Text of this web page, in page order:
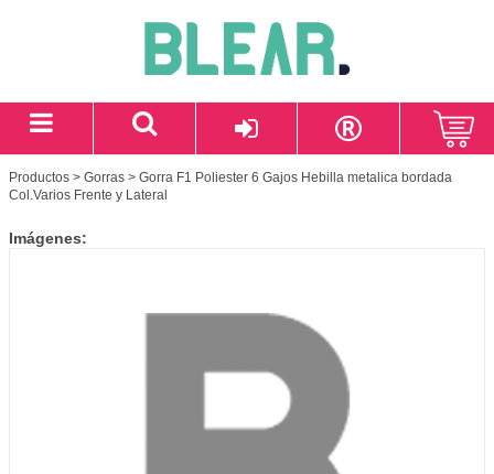
Productos > Gorras > Gorra F1 Poliester 6 Gajos Hebilla metalica bordada
Col.Varios Frente y Lateral
Imágenes: